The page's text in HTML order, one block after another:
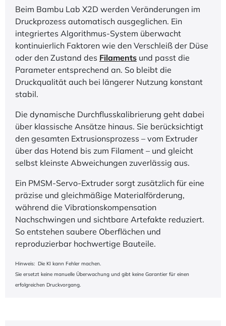
Beim Bambu Lab X2D werden Veränderungen im
Druckprozess automatisch ausgeglichen. Ein
integriertes Algorithmus-System überwacht
kontinuierlich Faktoren wie den Verschleiß der Düse
oder den Zustand des Filaments und passt die
Parameter entsprechend an. So bleibt die
Druckqualität auch bei längerer Nutzung konstant
stabil.
Die dynamische Durchflusskalibrierung geht dabei
über klassische Ansätze hinaus. Sie berücksichtigt
den gesamten Extrusionsprozess – vom Extruder
über das Hotend bis zum Filament – und gleicht
selbst kleinste Abweichungen zuverlässig aus.
Ein PMSM-Servo-Extruder sorgt zusätzlich für eine
präzise und gleichmäßige Materialförderung,
während die Vibrationskompensation
Nachschwingen und sichtbare Artefakte reduziert.
So entstehen saubere Oberflächen und
reproduzierbar hochwertige Bauteile.
Hinweis: Die KI kann Fehler machen.
Sie ersetzt keine manuelle Überwachung und gibt keine Garantier für einen
erfolgreichen Druckvorgang.